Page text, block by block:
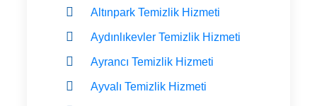
Altınpark Temizlik Hizmeti
Aydınlıkevler Temizlik Hizmeti
Ayrancı Temizlik Hizmeti
Ayvalı Temizlik Hizmeti